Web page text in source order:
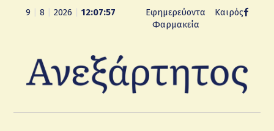
9 8 2026 12:07:58
Εφημερεύοντα
Φαρμακεία
Καιρός